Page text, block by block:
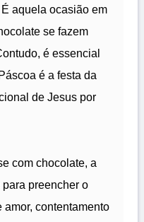
aquela ocasião em
se fazem
é essencial
é a festa da
de Jesus por
com chocolate, a
preencher o
contentamento